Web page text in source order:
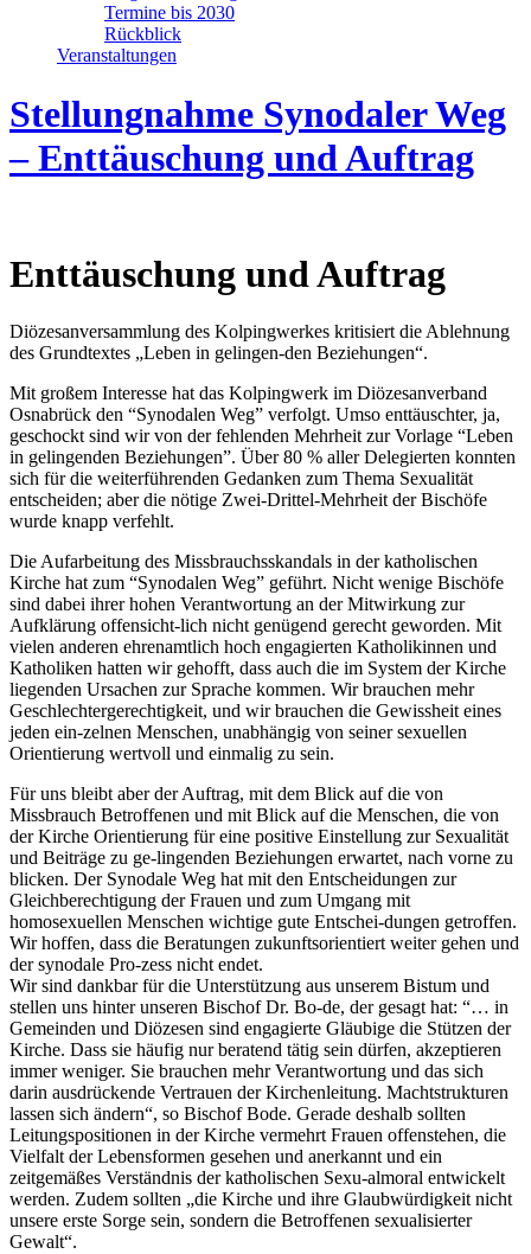
Termine bis 2030
Rückblick
Veranstaltungen
Stellungnahme Synodaler Weg
– Enttäuschung und Auftrag
Enttäuschung und Auftrag
Diözesanversammlung des Kolpingwerkes kritisiert die Ablehnung
des Grundtextes „Leben in gelingen-den Beziehungen“.
Mit großem Interesse hat das Kolpingwerk im Diözesanverband
Osnabrück den “Synodalen Weg” verfolgt. Umso enttäuschter, ja,
geschockt sind wir von der fehlenden Mehrheit zur Vorlage “Leben
in gelingenden Beziehungen”. Über 80 % aller Delegierten konnten
sich für die weiterführenden Gedanken zum Thema Sexualität
entscheiden; aber die nötige Zwei-Drittel-Mehrheit der Bischöfe
wurde knapp verfehlt.
Die Aufarbeitung des Missbrauchsskandals in der katholischen
Kirche hat zum “Synodalen Weg” geführt. Nicht wenige Bischöfe
sind dabei ihrer hohen Verantwortung an der Mitwirkung zur
Aufklärung offensicht-lich nicht genügend gerecht geworden. Mit
vielen anderen ehrenamtlich hoch engagierten Katholikinnen und
Katholiken hatten wir gehofft, dass auch die im System der Kirche
liegenden Ursachen zur Sprache kommen. Wir brauchen mehr
Geschlechtergerechtigkeit, und wir brauchen die Gewissheit eines
jeden ein-zelnen Menschen, unabhängig von seiner sexuellen
Orientierung wertvoll und einmalig zu sein.
Für uns bleibt aber der Auftrag, mit dem Blick auf die von
Missbrauch Betroffenen und mit Blick auf die Menschen, die von
der Kirche Orientierung für eine positive Einstellung zur Sexualität
und Beiträge zu ge-lingenden Beziehungen erwartet, nach vorne zu
blicken. Der Synodale Weg hat mit den Entscheidungen zur
Gleichberechtigung der Frauen und zum Umgang mit
homosexuellen Menschen wichtige gute Entschei-dungen getroffen.
Wir hoffen, dass die Beratungen zukunftsorientiert weiter gehen und
der synodale Pro-zess nicht endet.
Wir sind dankbar für die Unterstützung aus unserem Bistum und
stellen uns hinter unseren Bischof Dr. Bo-de, der gesagt hat: “… in
Gemeinden und Diözesen sind engagierte Gläubige die Stützen der
Kirche. Dass sie häufig nur beratend tätig sein dürfen, akzeptieren
immer weniger. Sie brauchen mehr Verantwortung und das sich
darin ausdrückende Vertrauen der Kirchenleitung. Machtstrukturen
lassen sich ändern“, so Bischof Bode. Gerade deshalb sollten
Leitungspositionen in der Kirche vermehrt Frauen offenstehen, die
Vielfalt der Lebensformen gesehen und anerkannt und ein
zeitgemäßes Verständnis der katholischen Sexu-almoral entwickelt
werden. Zudem sollten „die Kirche und ihre Glaubwürdigkeit nicht
unsere erste Sorge sein, sondern die Betroffenen sexualisierter
Gewalt“.